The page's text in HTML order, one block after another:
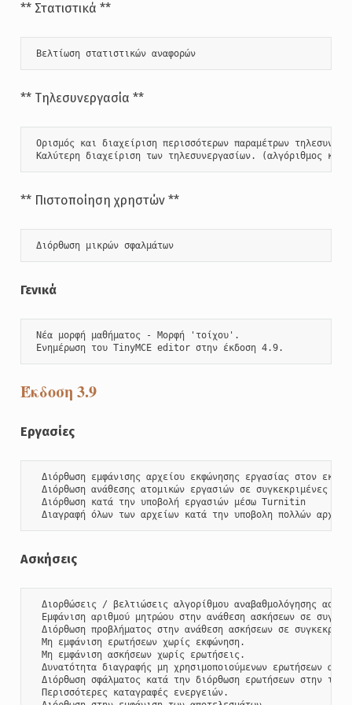
** Στατιστικά **
Βελτίωση στατιστικών αναφορών
** Τηλεσυνεργασία **
Ορισμός και διαχείριση περισσότερων παραμέτρων
Καλύτερη διαχείριση των τηλεσυνεργασίων. (αλγόριθμος
** Πιστοποίηση χρηστών **
Διόρθωση μικρών σφαλμάτων
Γενικά
Νέα μορφή μαθήματος - Μορφή 'τοίχου'.
Ενημέρωση του TinyMCE editor στην έκδοση 4.9.
Έκδοση 3.9
Εργασίες
Διόρθωση εμφάνισης αρχείου εκφώνησης εργασίας στον
Διόρθωση ανάθεσης ατομικών εργασιών σε συγκεκριμένες
  Διόρθωση κατά την υποβολή εργασιών μέσω Turnitin
Διαγραφή όλων των αρχείων κατά την υποβολη πολλών
Ασκήσεις
Διορθώσεις / βελτιώσεις αλγορίθμου αναβαθμολόγησης
Εμφάνιση αριθμού μητρώου στην ανάθεση ασκήσεων σε
Διόρθωση προβλήματος στην ανάθεση ασκήσεων σε
  Μη εμφάνιση ερωτήσεων χωρίς εκφώνηση.
  Μη εμφάνιση ασκήσεων χωρίς ερωτήσεις.
Δυνατότητα διαγραφής μη χρησιμοποιούμενων ερωτήσεων από
Διόρθωση σφάλματος κατά την διόρθωση ερωτήσεων στην
  Περισσότερες καταγραφές ενεργειών.